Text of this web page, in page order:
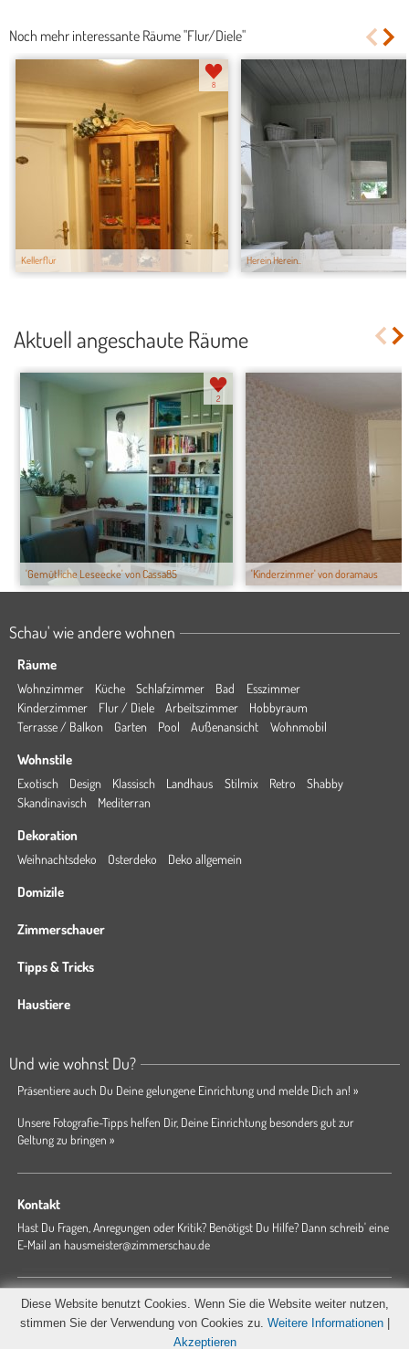
Noch mehr interessante Räume "Flur/Diele"
Kellerflur
8
Herein Herein..
Aktuell angeschaute Räume
'Gemütliche Leseecke' von Cassa85
2
'Kinderzimmer' von doramaus
Schau' wie andere wohnen
Räume
Wohnzimmer Küche Schlafzimmer Bad
Esszimmer
Kinderzimmer
Flur / Diele Arbeitszimmer
Hobbyraum
Terrasse / Balkon
Garten Pool Außenansicht Wohnmobil
Wohnstile
Exotisch Design Klassisch Landhaus Stilmix Retro
Shabby
Skandinavisch
Mediterran
Dekoration
Weihnachtsdeko Osterdeko Deko allgemein
Domizile
Zimmerschauer
Tipps & Tricks
Haustiere
Und wie wohnst Du?
Präsentiere auch Du Deine gelungene Einrichtung und melde Dich an! »
Unsere Fotografie-Tipps helfen Dir, Deine Einrichtung besonders gut zur
Geltung zu bringen »
Kontakt
Hast Du Fragen, Anregungen oder Kritik? Benötigst Du Hilfe? Dann schreib' eine
E-Mail an hausmeister@zimmerschau.de
Forum Magazin AGB Presse Datenschutz
Impressum
Hausordnung
Diese Website benutzt Cookies. Wenn Sie die Website weiter nutzen,
stimmen Sie der Verwendung von Cookies zu. Weitere Informationen
Akzeptieren